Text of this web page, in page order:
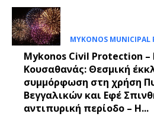
MYKONOS MUNICIPAL
Mykonos Civil Protection
Κουσαθανάς: Θεσμική
συμμόρφωση στη χρήση
Βεγγαλικών και Εφέ
αντιπυρική περίοδο – Η...